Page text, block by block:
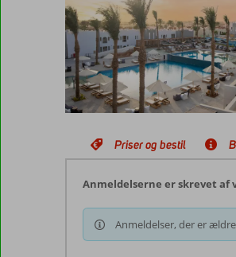
Priser og bestil
Anmeldelserne er skrevet af
Anmeldelser, der er